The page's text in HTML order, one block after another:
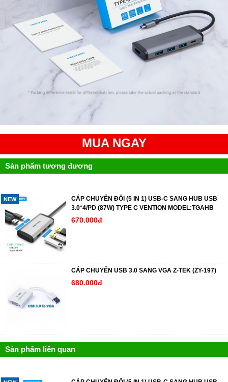
MUA NGAY
Sản phẩm tương đương
NEW
CÁP CHUYỂN ĐỔI (5 IN 1) USB-C SANG HUB USB
3.0*4/PD (87W) TYPE C VENTION MODEL:TGAHB
670.000đ
CÁP CHUYỂN USB 3.0 SANG VGA Z-TEK (ZY-197)
680.000đ
Sản phẩm liên quan